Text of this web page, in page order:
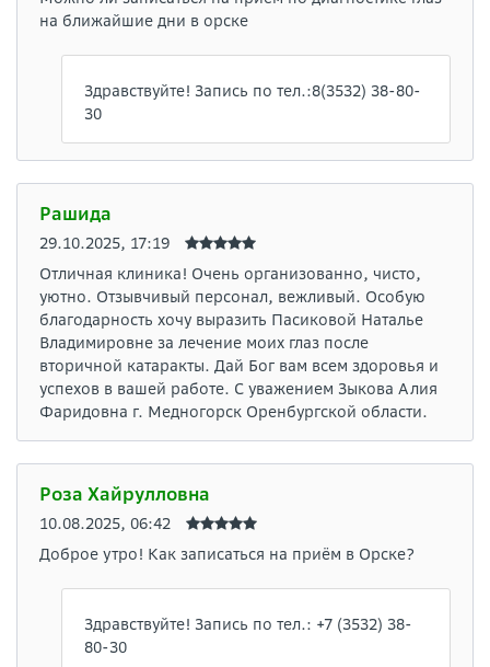
на ближайшие дни в орске
Здравствуйте! Запись по тел.:8(3532) 38-80-
30
Рашида
29.10.2025, 17:19
Отличная клиника! Очень организованно, чисто,
уютно. Отзывчивый персонал, вежливый. Особую
благодарность хочу выразить Пасиковой Наталье
Владимировне за лечение моих глаз после
вторичной катаракты. Дай Бог вам всем здоровья и
успехов в вашей работе. С уважением Зыкова Алия
Фаридовна г. Медногорск Оренбургской области.
Роза Хайрулловна
10.08.2025, 06:42
Доброе утро! Как записаться на приём в Орске?
Здравствуйте! Запись по тел.: +7 (3532) 38-
80-30